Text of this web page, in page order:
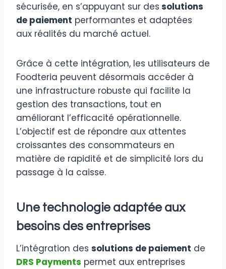
sécurisée, en s’appuyant sur des solutions
de paiement performantes et adaptées
aux réalités du marché actuel.
Grâce à cette intégration, les utilisateurs de
Foodteria peuvent désormais accéder à
une infrastructure robuste qui facilite la
gestion des transactions, tout en
améliorant l’efficacité opérationnelle.
L’objectif est de répondre aux attentes
croissantes des consommateurs en
matière de rapidité et de simplicité lors du
passage à la caisse.
Une technologie adaptée aux
besoins des entreprises
L’intégration des solutions de paiement de
DRS Payments permet aux entreprises